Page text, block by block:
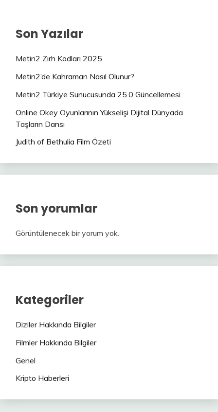
Son Yazılar
Metin2 Zırh Kodları 2025
Metin2’de Kahraman Nasıl Olunur?
Metin2 Türkiye Sunucusunda 25.0 Güncellemesi
Online Okey Oyunlarının Yükselişi Dijital Dünyada
Taşların Dansı
Judith of Bethulia Film Özeti
Son yorumlar
Görüntülenecek bir yorum yok.
Kategoriler
Diziler Hakkında Bilgiler
Filmler Hakkında Bilgiler
Genel
Kripto Haberleri